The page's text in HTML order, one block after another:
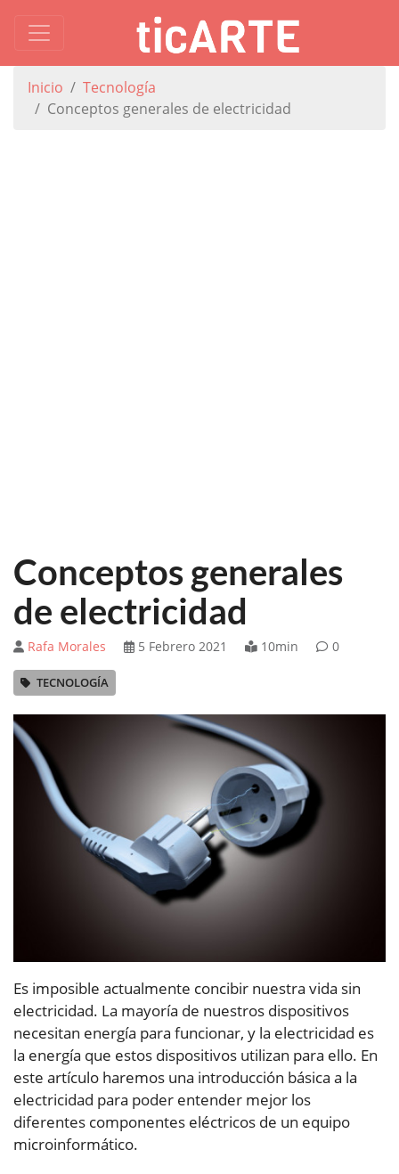
Inicio
Tecnología
Conceptos generales de electricidad
Conceptos generales
de electricidad
Rafa Morales 5 Febrero 2021 10min 0
TECNOLOGÍA
Es imposible actualmente concibir nuestra vida sin
electricidad. La mayoría de nuestros dispositivos
necesitan energía para funcionar, y la electricidad es
la energía que estos dispositivos utilizan para ello. En
este artículo haremos una introducción básica a la
electricidad para poder entender mejor los
diferentes componentes eléctricos de un equipo
microinformático.